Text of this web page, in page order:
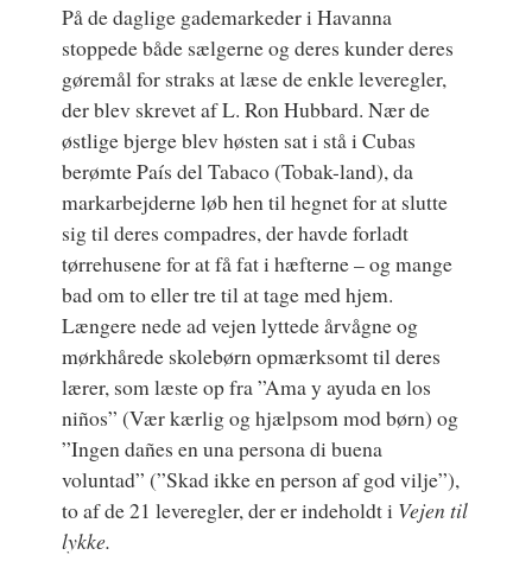
På de daglige gademarkeder i Havanna
stoppede både sælgerne og deres kunder deres
gøremål for straks at læse de enkle leveregler,
der blev skrevet af L. Ron Hubbard. Nær de
østlige bjerge blev høsten sat i stå i Cubas
berømte País del Tabaco (Tobak-land), da
markarbejderne løb hen til hegnet for at slutte
sig til deres compadres, der havde forladt
tørrehusene for at få fat i hæfterne – og mange
bad om to eller tre til at tage med hjem.
Længere nede ad vejen lyttede årvågne og
mørkhårede skolebørn opmærksomt til deres
lærer, som læste op fra ”Ama y ayuda en los
niños” (Vær kærlig og hjælpsom mod børn) og
”Ingen dañes en una persona di buena
voluntad” (”Skad ikke en person af god vilje”),
to af de 21 leveregler, der er indeholdt i Vejen til
lykke.